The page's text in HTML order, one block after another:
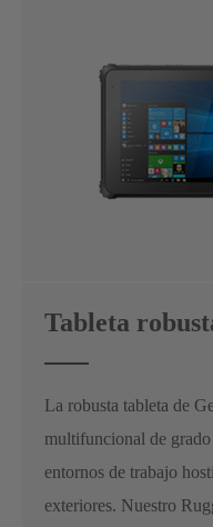
Tableta
La robusta tableta de
multifuncional de
entornos de trabajo
exteriores. Nuestro